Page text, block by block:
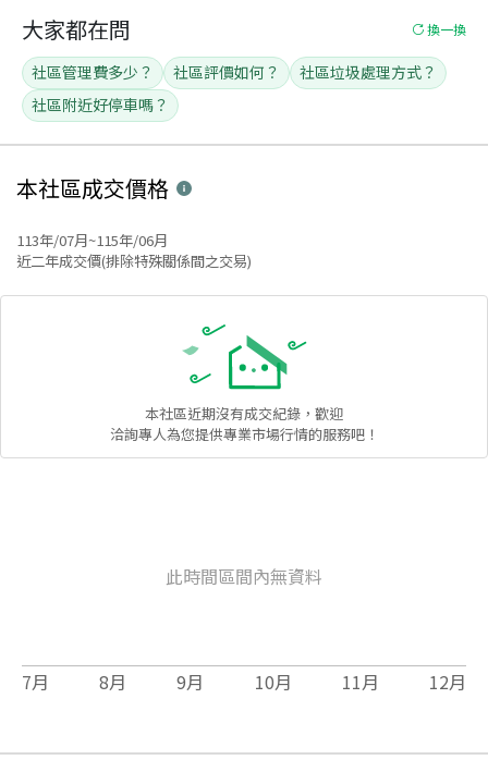
大家都在問 換一換
社區管理費多少？ 社區評價如何？
社區垃圾處理方式？
社區附近好停車嗎？
本社區成交價格
113年/07月~115年/06月
近二年成交價(排除特殊關係間之交易)
本社區近期沒有成交紀錄，歡迎
洽詢專人為您提供專業市場行情的服務吧！
此時間區間內無資料
7月 8月 9月 10月 11月 12月